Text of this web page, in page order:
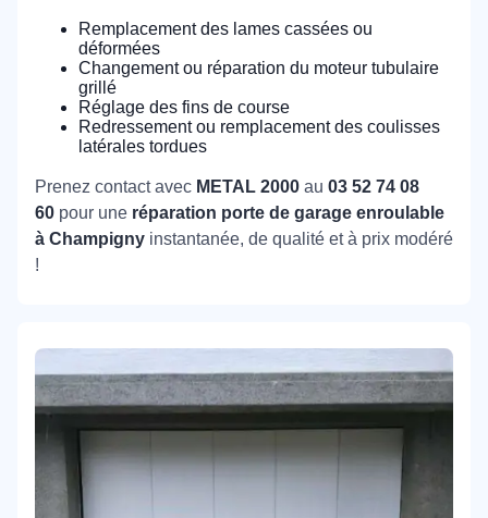
Remplacement des lames cassées ou
déformées
Changement ou réparation du moteur tubulaire
grillé
Réglage des fins de course
Redressement ou remplacement des coulisses
latérales tordues
Prenez contact avec METAL 2000 au 03 52 74 08
60 pour une réparation porte de garage enroulable
à Champigny instantanée, de qualité et à prix modéré
!